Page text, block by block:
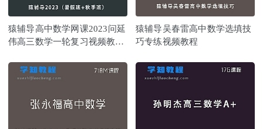
猿辅导高中数学网课2023问延
伟高三数学一轮复习视频教程
猿辅导吴春雷高中数学选填技
巧专练视频教程